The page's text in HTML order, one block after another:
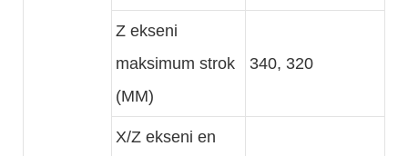
Z ekseni
maksimum strok
(MM)
340, 320
X/Z ekseni en